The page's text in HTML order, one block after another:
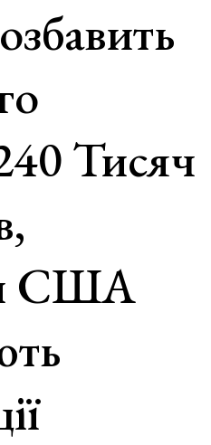
Тисяч
США